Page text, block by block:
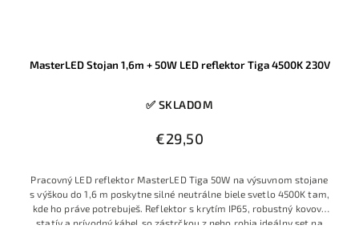
MasterLED Stojan 1,6m + 50W LED reflektor Tiga 4500K 230V
✅ SKLADOM
€29,50
Pracovný LED reflektor MasterLED Tiga 50W na výsuvnom stojane
s výškou do 1,6 m poskytne silné neutrálne biele svetlo 4500K tam,
kde ho práve potrebuješ. Reflektor s krytím IP65, robustný kovový
statív a prívodný kábel so zástrčkou z neho robia ideálny set na